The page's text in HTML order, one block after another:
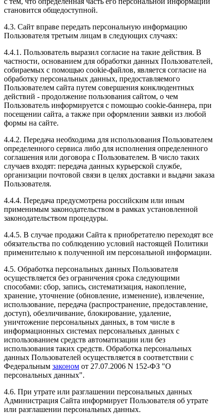
становится общедоступной.
4.3. Сайт вправе передать персональную информацию
Пользователя третьим лицам в следующих случаях:
4.4.1. Пользователь выразил согласие на такие действия. В
частности, основанием для обработки данных Пользователей,
собираемых с помощью cookie-файлов, является согласие на
обработку персональных данных, предоставляемого
Пользователем сайта путем совершения конклюдентных
действий - продолжение пользования сайтом, о чем
Пользователь информируется с помощью cookie-баннера, при
посещении сайта, а также при оформлении заявки из любой
формы на сайте.
4.4.2. Передача необходима для использования Пользователем
определенного сервиса либо для исполнения определенного
соглашения или договора с Пользователем. В число таких
случаев входят: передача данных курьерской службе,
организации почтовой связи в целях доставки и выдачи заказа
Пользователя.
4.4.4. Передача предусмотрена российским или иным
применимым законодательством в рамках установленной
законодательством процедуры.
4.4.5. В случае продажи Сайта к приобретателю переходят все
обязательства по соблюдению условий настоящей Политики
применительно к полученной им персональной информации.
4.5. Обработка персональных данных Пользователя
осуществляется без ограничения срока следующими
способами: сбор, запись, систематизация, накопление,
хранение, уточнение (обновление, изменение), извлечение,
использование, передача (распространение, предоставление,
доступ), обезличивание, блокирование, удаление,
уничтожение персональных данных, в том числе в
информационных системах персональных данных с
использованием средств автоматизации или без
использования таких средств. Обработка персональных
данных Пользователей осуществляется в соответствии с
Федеральным законом от 27.07.2006 N 152-ФЗ "О
персональных данных".
4.6. При утрате или разглашении персональных данных
Администрация Сайта информирует Пользователя об утрате
или разглашении персональных данных.